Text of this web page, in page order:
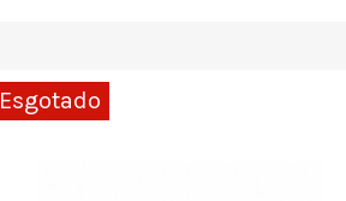
Esgotado